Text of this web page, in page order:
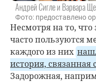
Андрей Сигле и Варвара
Фото: предоставлено
Несмотря на то, что
часто пользуются
каждого из них
история, связанная
Задорожная,